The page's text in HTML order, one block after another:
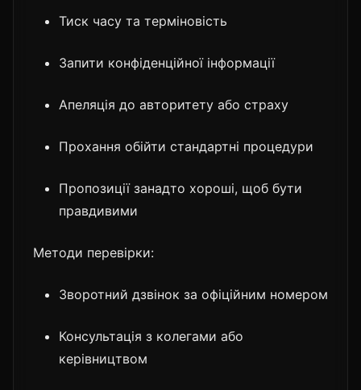
Тиск часу та терміновість
Запити конфіденційної інформації
Апеляція до авторитету або страху
Прохання обійти стандартні процедури
Пропозиції занадто хороші, щоб бути
правдивими
Методи перевірки:
Зворотний дзвінок за офіційним номером
Консультація з колегами або
керівництвом